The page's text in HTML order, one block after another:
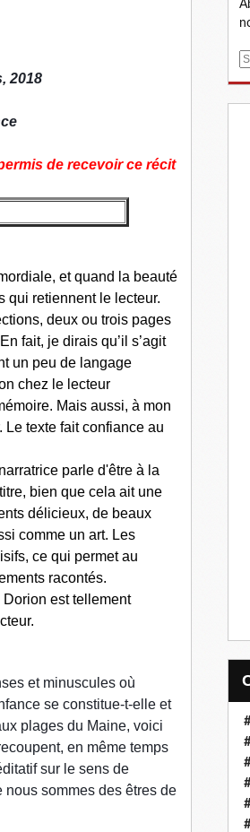
2018
de recevoir ce récit
et quand la beauté
qui retiennent le lecteur.
deux ou trois pages
fait, je dirais qu’il s’agit
un peu de langage
chez le lecteur
Mais aussi, à mon
Le texte fait confiance au
parle d'être à la
bien que cela ait une
délicieux, de beaux
comme un art. Les
ce qui permet au
racontés.
Dorion est tellement
et minuscules où
se constitue-t-elle et
plages du Maine, voici
en même temps
sur le sens de
nous sommes des êtres de
E